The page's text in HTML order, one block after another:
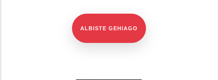
ALBISTE GEHIAGO